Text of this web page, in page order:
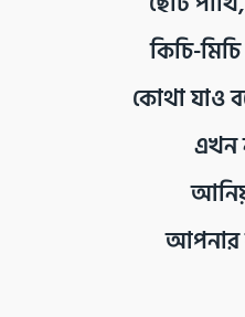
কিচি-
কোথা যাও
এখন
আপনার